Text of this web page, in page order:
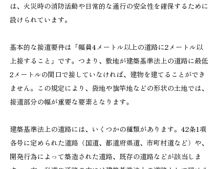
は、火災時の消防活動や日常的な通行の安全性を確保するために
設けられています。
基本的な接道要件は「幅員4メートル以上の道路に2メートル以
上接すること」です。つまり、敷地が建築基準法上の道路に最低
2メートルの間口で接していなければ、建物を建てることができ
ません。この規定により、袋地や旗竿地などの形状の土地では、
接道部分の幅が重要な要素となります。
建築基準法上の道路には、いくつかの種類があります。42条1項
各号に定められた道路（国道、都道府県道、市町村道など）や、
開発行為によって築造された道路、既存の道路などが該当しま